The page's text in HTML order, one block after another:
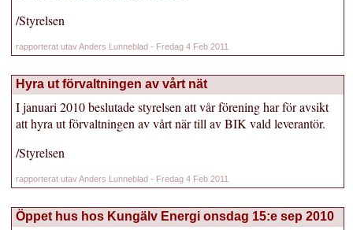
/Styrelsen
rapporterat utav Anders Lunneblad - Fredag 4 Feb 2011
Hyra ut förvaltningen av vårt nät
I januari 2010 beslutade styrelsen att vår förening har för avsikt
att hyra ut förvaltningen av vårt när till av BIK vald leverantör.
/Styrelsen
rapporterat utav Anders Lunneblad - Fredag 4 Feb 2011
Öppet hus hos Kungälv Energi onsdag 15:e sep 2010